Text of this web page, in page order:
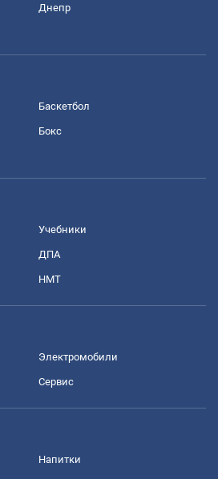
Днепр
Баскетбол
Бокс
Учебники
ДПА
НМТ
Электромобили
Сервис
Напитки